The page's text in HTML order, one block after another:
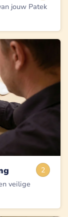
jouw Patek
2
veilige